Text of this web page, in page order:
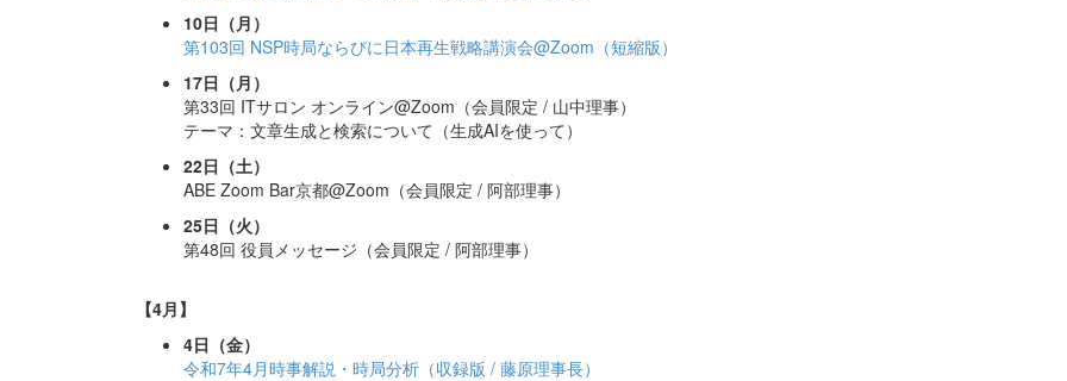
10日（月）
第103回 NSP時局ならびに日本再生戦略講演会@Zoom（短縮版）
17日（月）
第33回 ITサロン オンライン@Zoom（会員限定 / 山中理事）
テーマ：文章生成と検索について（生成AIを使って）
22日（土）
ABE Zoom Bar京都@Zoom（会員限定 / 阿部理事）
25日（火）
第48回 役員メッセージ（会員限定 / 阿部理事）
【4月】
4日（金）
令和7年4月時事解説・時局分析（収録版 / 藤原理事長）